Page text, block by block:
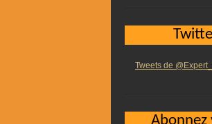
Tweets de